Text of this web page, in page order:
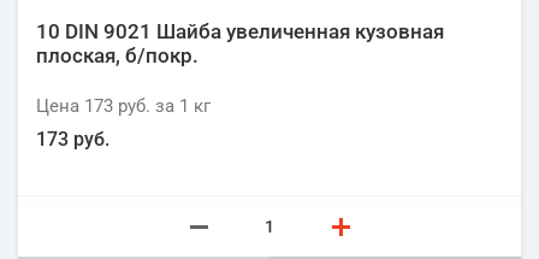
10 DIN 9021 Шайба увеличенная кузовная
плоская, б/покр.
Цена 173 руб. за 1 кг
173 руб.